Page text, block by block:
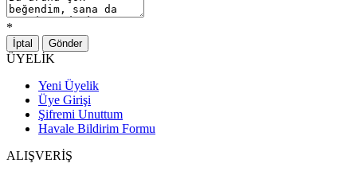
*
İptal Gönder
ÜYELİK
Yeni Üyelik
Üye Girişi
Şifremi Unuttum
Havale Bildirim Formu
ALIŞVERİŞ